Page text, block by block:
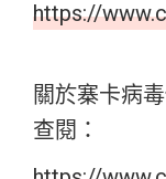
https://
關於寨卡病
查閱：